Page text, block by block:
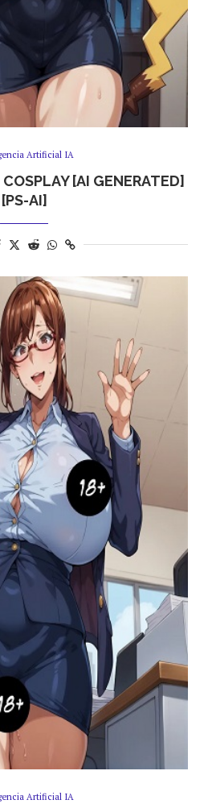
Artificial IA
COSPLAY [AI GENERATED]
[PS-AI]
Artificial IA